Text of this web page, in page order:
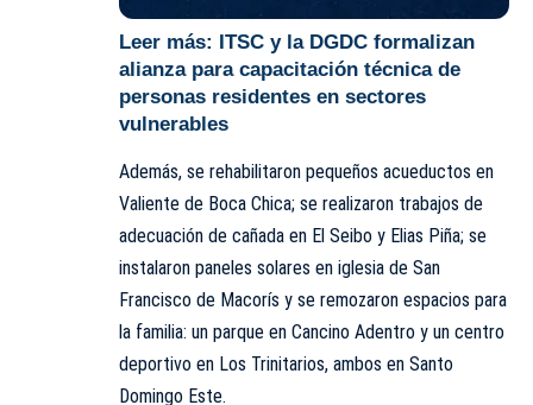
Leer más: ITSC y la DGDC formalizan
alianza para capacitación técnica de
personas residentes en sectores
vulnerables
Además, se rehabilitaron pequeños acueductos en
Valiente de Boca Chica; se realizaron trabajos de
adecuación de cañada en El Seibo y Elias Piña; se
instalaron paneles solares en iglesia de San
Francisco de Macorís y se remozaron espacios para
la familia: un parque en Cancino Adentro y un centro
deportivo en Los Trinitarios, ambos en Santo
Domingo Este.